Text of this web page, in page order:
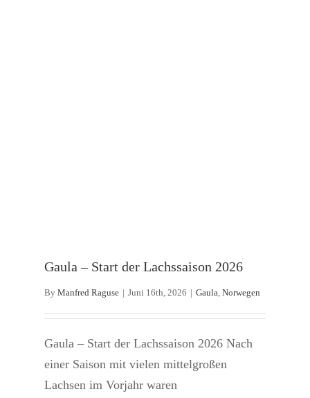
Gaula – Start der Lachssaison 2026
By Manfred Raguse | Juni 16th, 2026 | Gaula, Norwegen
Gaula – Start der Lachssaison 2026 Nach
einer Saison mit vielen mittelgroßen
Lachsen im Vorjahr waren
Oft die letzte Hoffnung: Bridge Pool
Gaula Norwegen